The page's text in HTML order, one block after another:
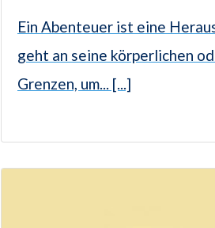
Ein Abenteuer ist eine
geht an seine körperlichen
Grenzen, um... [...]